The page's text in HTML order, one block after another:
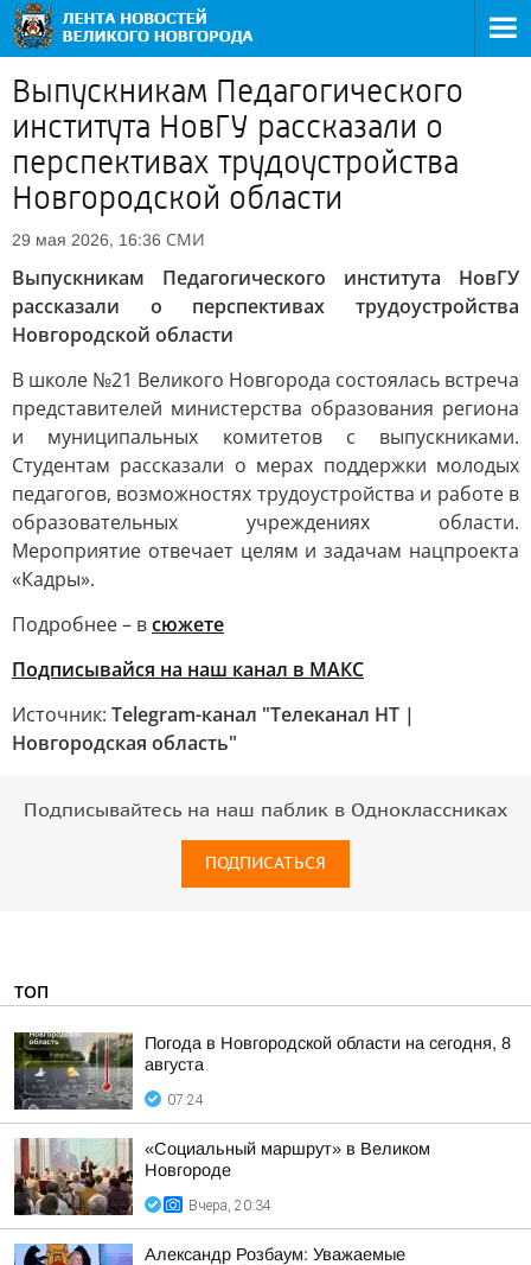
Выпускникам Педагогического
института НовГУ рассказали о
перспективах трудоустройства
Новгородской области
29 мая 2026, 16:36 СМИ
Выпускникам Педагогического института НовГУ
рассказали о перспективах трудоустройства
Новгородской области
В школе №21 Великого Новгорода состоялась встреча
представителей министерства образования региона
и муниципальных комитетов с выпускниками.
Студентам рассказали о мерах поддержки молодых
педагогов, возможностях трудоустройства и работе в
образовательных учреждениях области.
Мероприятие отвечает целям и задачам нацпроекта
«Кадры».
Подробнее – всюжете
Подписывайся на наш канал в МАКС
Источник: Telegram-канал "Телеканал НТ |
Новгородская область"
Подписывайтесь на наш паблик в Одноклассниках
ПОДПИСАТЬСЯ
ТОП
Погода в Новгородской области на сегодня, 8
августа
07:24
«Социальный маршрут» в Великом
Новгороде
Вчера, 20:34
Александр Розбаум: Уважаемые